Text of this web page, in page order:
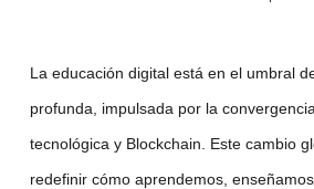
La educación digitalestá en el umbral
profunda, impulsada por la
tecnológica y Blockchain . Este cambio
redefinir cómo aprendemos,